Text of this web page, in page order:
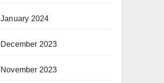
January 2024
December 2023
November 2023